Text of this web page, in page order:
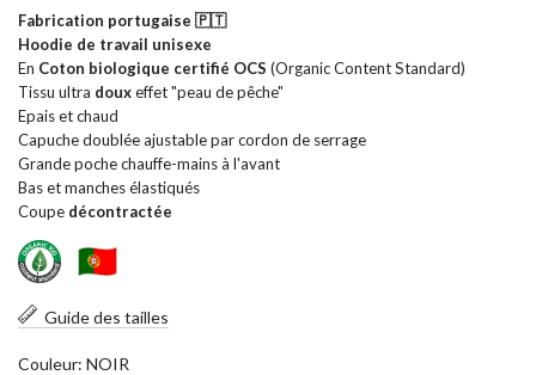
Fabrication portugaise 🇵🇹
Hoodie de travail unisexe
En Coton biologique certifié OCS (Organic Content Standard)
Tissu ultra douxeffet "peau de pêche"
Epais et chaud
Capuche doublée ajustable par cordon de serrage
Grande poche chauffe-mains à l'avant
Bas et manches élastiqués
Coupe décontractée
Guide des tailles
Couleur: NOIR